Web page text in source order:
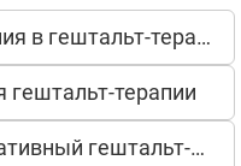
Специализация «Сновидения в гештальт-терапии: стратегии и техники»
гештальт-терапии
Кризисы и травмы: интегративный гештальт-подход